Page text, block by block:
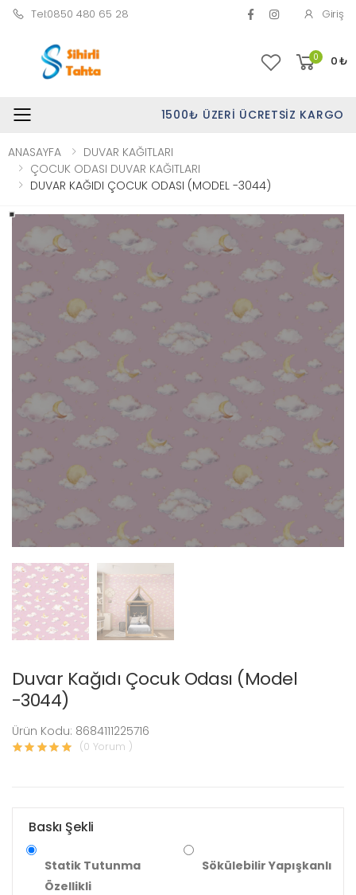
Tel:0850 480 65 28 Giriş
0 0₺
Toggle mobile menu1500₺ ÜZERI ÜCRETSIZ KARGO
ANASAYFA
DUVAR KAĞITLARI
ÇOCUK ODASI DUVAR KAĞITLARI
DUVAR KAĞIDI ÇOCUK ODASI (MODEL -3044)
Duvar Kağıdı Çocuk Odası (Model
-3044)
Ürün Kodu: 8684111225716
(0 Yorum )
Baskı Şekli
Statik Tutunma
Özellikli
Sökülebilir Yapışkanlı